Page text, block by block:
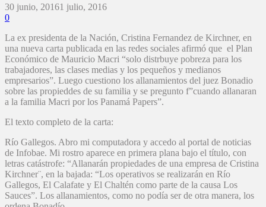
30 junio, 20161 julio, 2016
0
La ex presidenta de la Nación, Cristina Fernandez de Kirchner, en
una nueva carta publicada en las redes sociales afirmó que el Plan
Económico de Mauricio Macri “solo distrbuye pobreza para los
trabajadores, las clases medias y los pequeños y medianos
empresarios”. Luego cuestiono los allanamientos del juez Bonadio
sobre las propieddes de su familia y se pregunto f”cuando allanaran
a la familia Macri por los Panamá Papers”.
El texto completo de la carta:
Río Gallegos. Abro mi computadora y accedo al portal de noticias
de Infobae. Mi rostro aparece en primera plana bajo el título, con
letras catástrofe: “Allanarán propiedades de una empresa de Cristina
Kirchner¨, en la bajada: “Los operativos se realizarán en Río
Gallegos, El Calafate y El Chaltén como parte de la causa Los
Sauces”. Los allanamientos, como no podía ser de otra manera, los